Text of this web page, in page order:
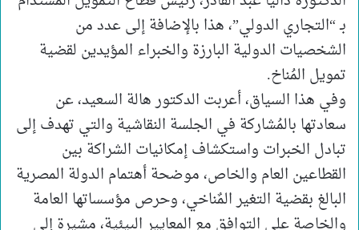
بـ “التجاري الدولي”، هذا بالإضافة إلى عدد من
الشخصيات الدولية البارزة والخبراء المؤيدين لقضية
تمويل المُناخ.
وفي هذا السياق، أعربت الدكتور هالة السعيد، عن
سعادتها بالمُشاركة في الجلسة النقاشية والتي تهدف إلى
تبادل الخبرات واستكشاف إمكانيات الشراكة بين
القطاعين العام والخاص، موضحة أهتمام الدولة المصرية
البالغ بقضية التغير المٌناخي، وحرص مؤسساتها العامة